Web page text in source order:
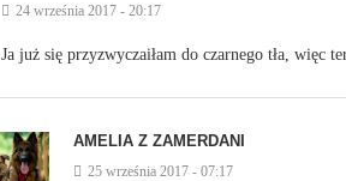
24 września 2017 - 20:17
Ja już się przyzwyczaiłam do czarnego tła, więc
AMELIA Z ZAMERDANI
25 września 2017 - 07:17